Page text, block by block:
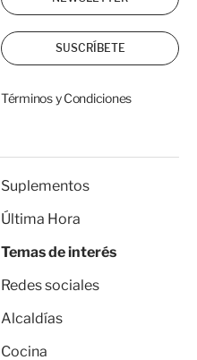
SUSCRÍBETE
Términos y Condiciones
Suplementos
Última Hora
Temas de interés
Redes sociales
Alcaldías
Cocina